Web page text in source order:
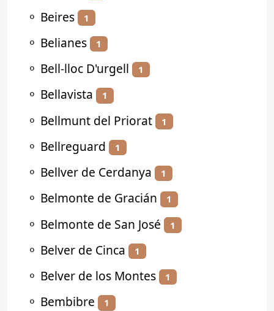
⚬ Beires 1
⚬ Belianes 1
⚬ Bell-lloc D'urgell 1
⚬ Bellavista 1
⚬ Bellmunt del Priorat 1
⚬ Bellreguard 1
⚬ Bellver de Cerdanya 1
⚬ Belmonte de Gracián 1
⚬ Belmonte de San José 1
⚬ Belver de Cinca 1
⚬ Belver de los Montes 1
⚬ Bembibre 1